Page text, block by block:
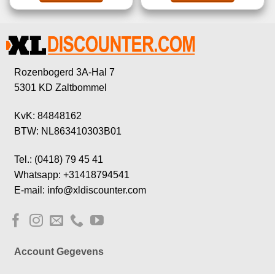
Rozenbogerd 3A-Hal 7
5301 KD Zaltbommel
KvK: 84848162
BTW: NL863410303B01
Tel.: (0418) 79 45 41
Whatsapp: +31418794541
E-mail: info@xldiscounter.com
Account Gegevens